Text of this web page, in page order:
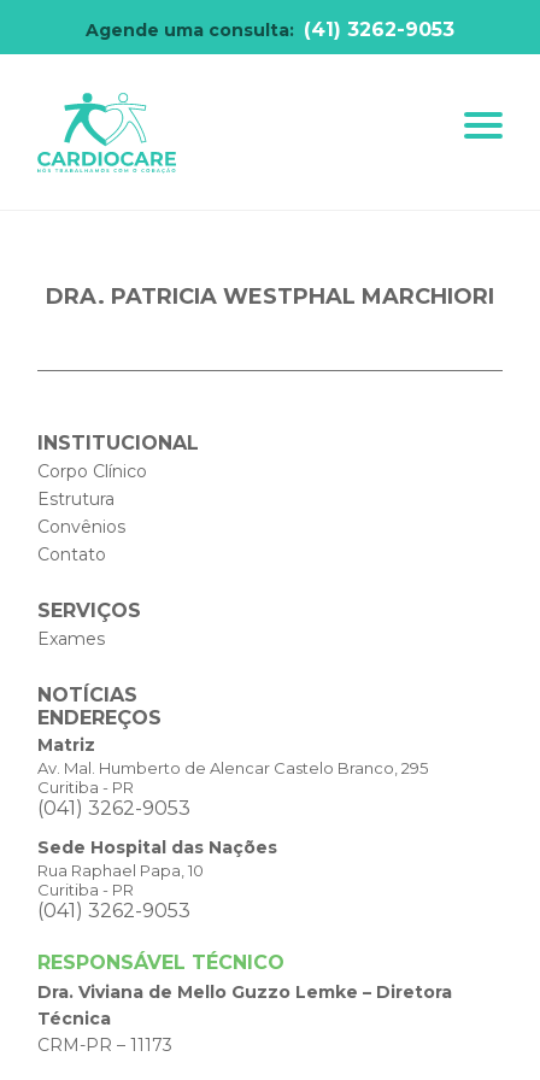
Agende uma consulta: (41) 3262-9053
DRA. PATRICIA WESTPHAL MARCHIORI
INSTITUCIONAL
Corpo Clínico
Estrutura
Convênios
Contato
SERVIÇOS
Exames
NOTÍCIAS
ENDEREÇOS
Matriz
Av. Mal. Humberto de Alencar Castelo Branco, 295
Curitiba - PR
(041) 3262-9053
Sede Hospital das Nações
Rua Raphael Papa, 10
Curitiba - PR
(041) 3262-9053
RESPONSÁVEL TÉCNICO
Dra. Viviana de Mello Guzzo Lemke – Diretora
Técnica
CRM-PR – 11173